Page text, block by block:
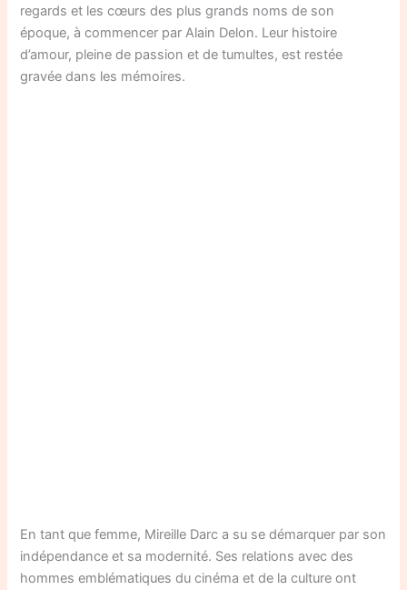
regards et les cœurs des plus grands noms de son
époque, à commencer par Alain Delon. Leur histoire
d’amour, pleine de passion et de tumultes, est restée
gravée dans les mémoires.
En tant que femme, Mireille Darc a su se démarquer par son
indépendance et sa modernité. Ses relations avec des
hommes emblématiques du cinéma et de la culture ont